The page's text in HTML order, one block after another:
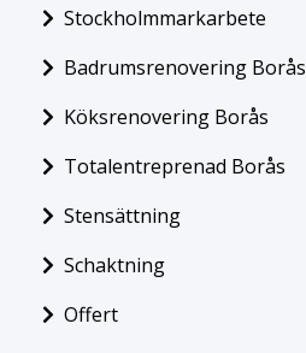
Stockholmmarkarbete
Badrumsrenovering Borås
Köksrenovering Borås
Totalentreprenad Borås
Stensättning
Schaktning
Offert